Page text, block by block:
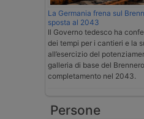
La Germania frena sul
sposta al 2043
Il Governo tedesco ha
dei tempi per i cantieri e la
all’esercizio del
galleria di base del
completamento nel 2043.
Persone